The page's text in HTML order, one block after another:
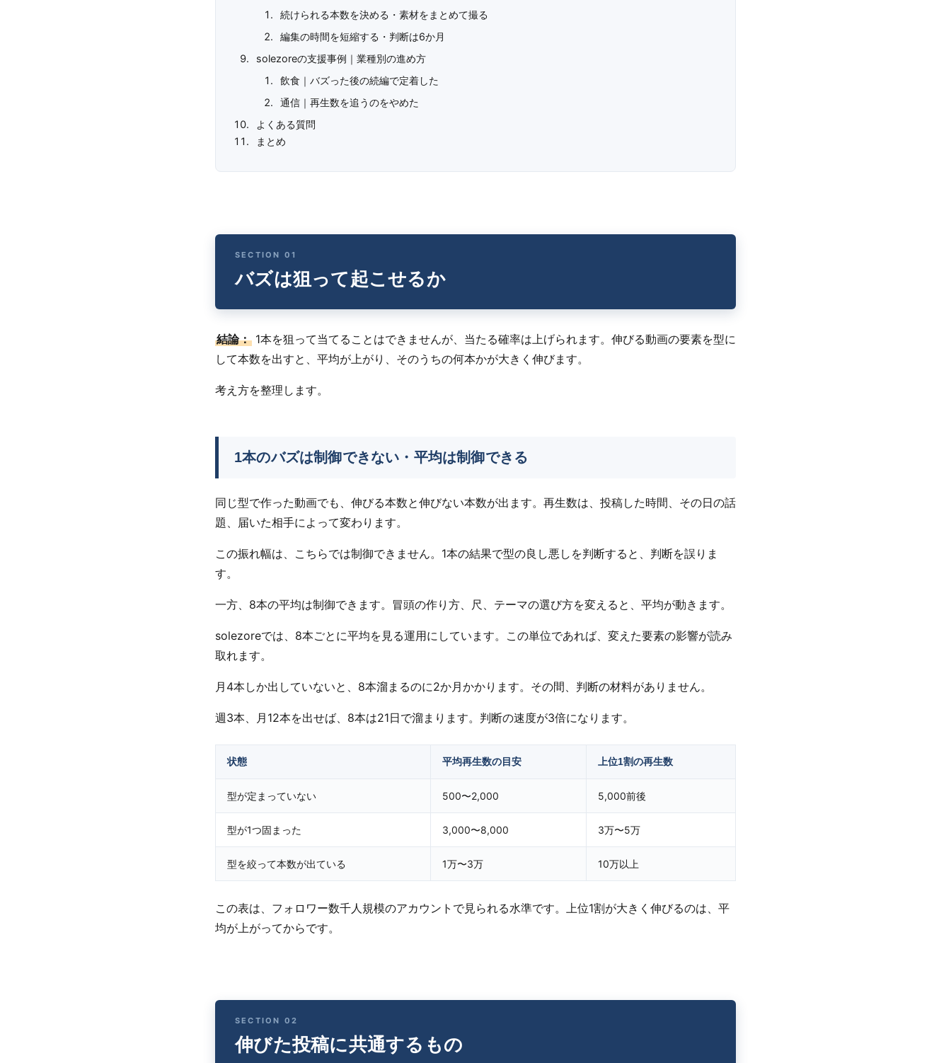
続けられる本数を決める・素材をまとめて撮る
編集の時間を短縮する・判断は6か月
solezoreの支援事例｜業種別の進め方
飲食｜バズった後の続編で定着した
通信｜再生数を追うのをやめた
よくある質問
まとめ
バズは狙って起こせるか
結論： 1本を狙って当てることはできませんが、当たる確率は上げられます。伸びる動画の要素を型に
して本数を出すと、平均が上がり、そのうちの何本かが大きく伸びます。
考え方を整理します。
1本のバズは制御できない・平均は制御できる
同じ型で作った動画でも、伸びる本数と伸びない本数が出ます。再生数は、投稿した時間、その日の話
題、届いた相手によって変わります。
この振れ幅は、こちらでは制御できません。1本の結果で型の良し悪しを判断すると、判断を誤りま
す。
一方、8本の平均は制御できます。冒頭の作り方、尺、テーマの選び方を変えると、平均が動きます。
solezoreでは、8本ごとに平均を見る運用にしています。この単位であれば、変えた要素の影響が読み
取れます。
月4本しか出していないと、8本溜まるのに2か月かかります。その間、判断の材料がありません。
週3本、月12本を出せば、8本は21日で溜まります。判断の速度が3倍になります。
状態 平均再生数の目安 上位1割の再生数
型が定まっていない 500〜2,000 5,000前後
型が1つ固まった 3,000〜8,000 3万〜5万
型を絞って本数が出ている 1万〜3万 10万以上
この表は、フォロワー数千人規模のアカウントで見られる水準です。上位1割が大きく伸びるのは、平
均が上がってからです。
伸びた投稿に共通するもの